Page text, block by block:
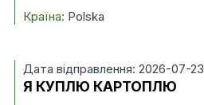
Країна: Polska
Дата відправлення: 2026-07-23
Я КУПЛЮ КАРТОПЛЮ